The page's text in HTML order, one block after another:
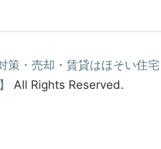
策・売却・賃貸はほそい住宅
All Rights Reserved.